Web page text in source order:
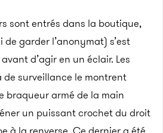
sont entrés dans la boutique,
de garder l’anonymat) s’est
d’agir en un éclair. Les
de surveillance le montrent
braqueur armé de la main
un puissant crochet du droit